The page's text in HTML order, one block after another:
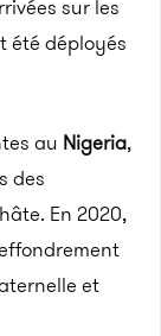
sur les
été déployés
au Nigeria,
des
En 2020,
et